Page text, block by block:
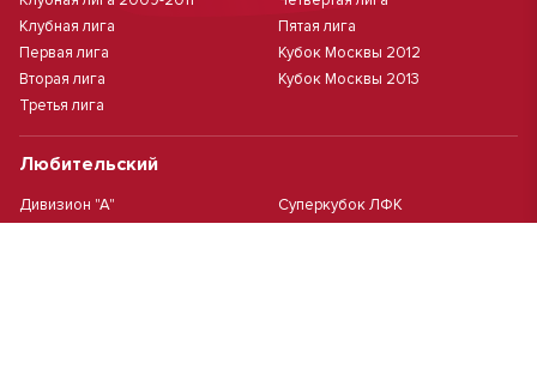
Клубная лига
Первая лига
Вторая лига
Третья лига
Пятая лига
Кубок Москвы 2012
Кубок Москвы 2013
Любительский
Дивизион "А"
Суперкубок ЛФК